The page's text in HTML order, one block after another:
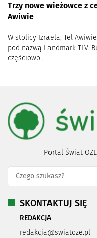
Trzy nowe wieżowce z
Awiwie
W stolicy Izraela, Tel
pod nazwą Landmark TLV.
częściowo...
Portal Świat
SKONTAKTUJ SIĘ
REDAKCJA
redakcja@swiatoze.pl